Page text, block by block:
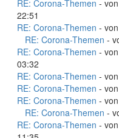
RE: Corona-Themen -
22:51
RE: Corona-Themen - von
RE: Corona-Themen -
RE: Corona-Themen -
03:32
RE: Corona-Themen - von
RE: Corona-Themen - von
RE: Corona-Themen - von
RE: Corona-Themen -
RE: Corona-Themen -